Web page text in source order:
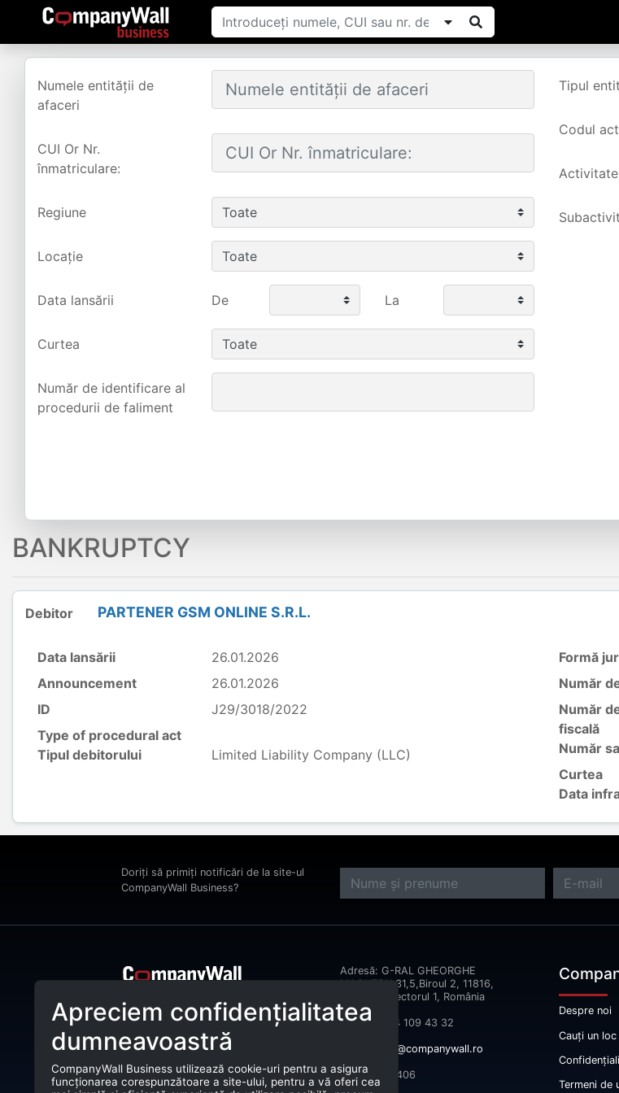
Numele entității de
afaceri
CUI Or Nr.
înmatriculare:
Regiune
Locație
Tipul
Codul
Activitate
Data lansării De La
Curtea
Număr de identificare al
procedurii de faliment
BANKRUPTCY
Debitor PARTENER GSM ONLINE S.R.L.
Data lansării
26.01.2026
Announcement
26.01.2026
ID
J29/3018/2022
Type of procedural act
Tipul debitorului
Limited Liability Company (LLC)
Formă
Număr
Număr
fiscală
Număr
Curtea
Data
Doriți să primiți notificări de la site-ul
CompanyWall Business?
CompanyWall Business ajută entitățile
de afaceri încă din anul 2025 să își
îmbunătățească activitatea prin
identificarea și conectarea cu clienții
potriviți.
Adresă: G-RAL GHEORGHE
MAGHERU,31,5,Biroul 2, 11816,
Bucureşti Sectorul 1, România
Telefon: 074 109 43 32
info@companywall.ro
CUI: 52665406
Despre noi
Cauți un loc
Termeni de
Apreciem confidențialitatea
dumneavoastră
CompanyWall Business utilizează cookie-uri pentru a asigura
funcționarea corespunzătoare a site-ului, pentru a vă oferi cea